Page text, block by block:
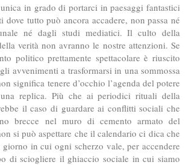
in grado di portarci in paesaggi fantastici
dove tutto può ancora accadere, non passa né
né dagli studi mediatici. Il culto della
verità non avranno le nostre attenzioni. Se
politico prettamente spettacolare è riuscito
avvenimenti a trasformarsi in una sommossa
significa tenere d’occhio l’agenda del potere
replica. Più che ai periodici rituali della
il caso di guardare ai conflitti sociali che
brecce nel muro di cemento armato del
si può aspettare che il calendario ci dica che
in cui ogni scherzo vale, per accendere
di sciogliere il ghiaccio sociale in cui siamo